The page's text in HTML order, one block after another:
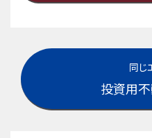
同じ
投資用